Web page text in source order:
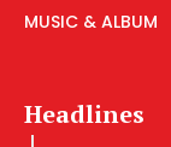
MUSIC & ALBUM
Headlines